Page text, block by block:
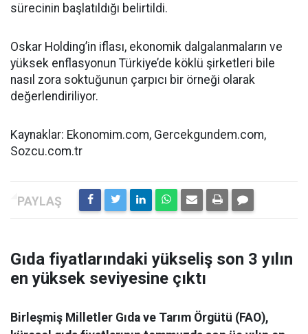
sürecinin başlatıldığı belirtildi.
Oskar Holding’in iflası, ekonomik dalgalanmaların ve
yüksek enflasyonun Türkiye’de köklü şirketleri bile
nasıl zora soktuğunun çarpıcı bir örneği olarak
değerlendiriliyor.
Kaynaklar: Ekonomim.com, Gercekgundem.com,
Sozcu.com.tr
Gıda fiyatlarındaki yükseliş son 3 yılın
en yüksek seviyesine çıktı
Birleşmiş Milletler Gıda ve Tarım Örgütü (FAO),